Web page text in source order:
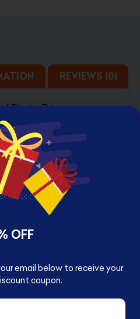
REVIEWS (0)
Photo Print
PRODUCTS
OFF
email below to receive your
coupon.